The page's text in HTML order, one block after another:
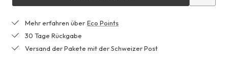
Mehr erfahren über Eco Points
30 Tage Rückgabe
Versand der Pakete mit der Schweizer Post